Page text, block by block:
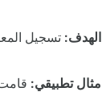
الهدف: تسجيل
مثال تطبيقي: قامت